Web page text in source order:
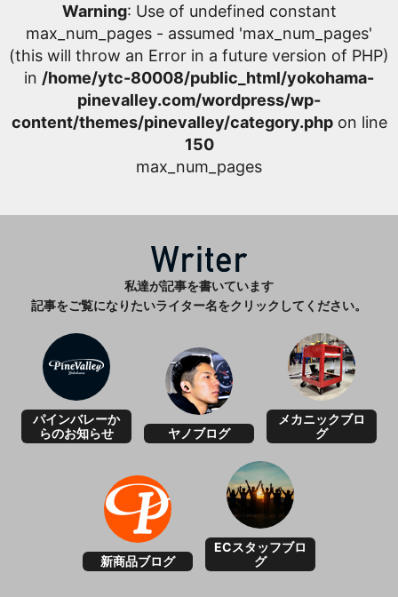
Warning: Use of undefined constant
max_num_pages - assumed 'max_num_pages'
(this will throw an Error in a future version of PHP)
in /home/ytc-80008/public_html/yokohama-
pinevalley.com/wordpress/wp-
content/themes/pinevalley/category.phpon line
150
max_num_pages
私達が記事を書いています
記事をご覧になりたいライター名をクリックしてください。
パインバレーか
らのお知らせ
ヤノブログ
メカニックブロ
グ
新商品ブログ
ECスタッフブロ
グ